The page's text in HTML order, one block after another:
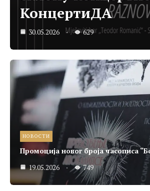
КонцертиДА
30.05.2026 629
НОВОСТИ
Промоција новог броја часописа
19.05.2026
749